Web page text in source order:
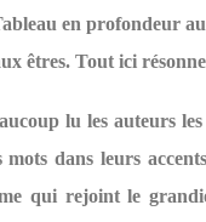
en profondeur
êtres. Tout ici
lu les auteurs
mots dans leurs
qui rejoint le